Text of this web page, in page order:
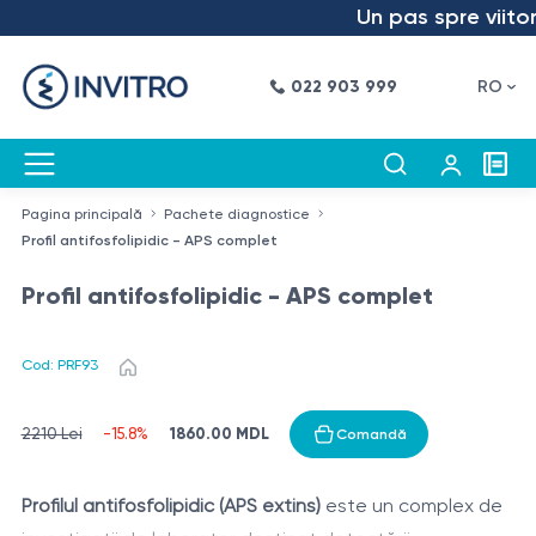
Un pas spre viitor
022 903 999 RO
Pagina principală
Pachete diagnostice
Profil antifosfolipidic - APS complet
Profil antifosfolipidic - APS complet
Cod: PRF93
2210 Lei -15.8% 1860.00 MDL Comandă
Profilul antifosfolipidic (APS extins)este un complex de